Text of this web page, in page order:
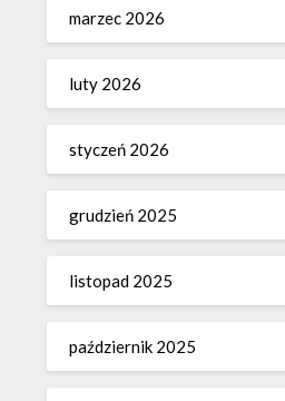
marzec 2026
luty 2026
styczeń 2026
grudzień 2025
listopad 2025
październik 2025